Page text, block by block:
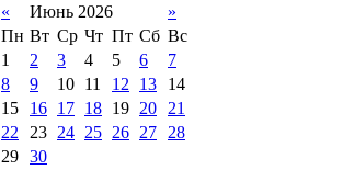
«
Июнь 2026
»
Пн Вт Ср Чт Пт Сб Вс
1
2 3 4 5 6
7
8
9 10 11 12 13
14
15
16 17 18 19 20
21
22
23 24 25 26 27
28
29 30